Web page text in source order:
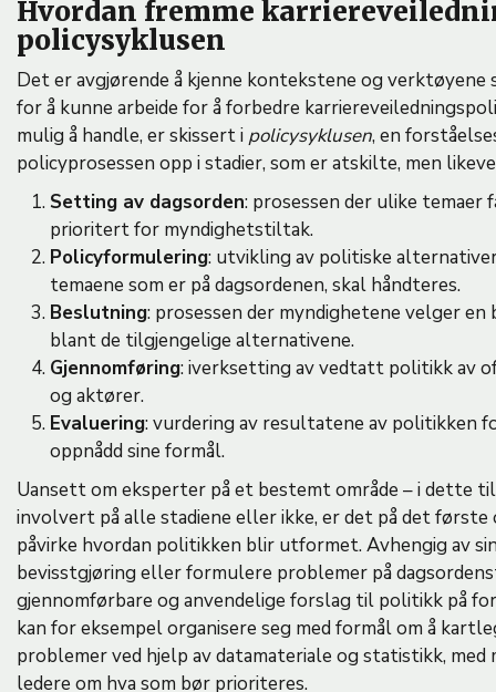
Hvordan fremme
policysyklusen
Det er avgjørende å kjenne kontekstene og
for å kunne arbeide for å forbedre
mulig å handle, er skissert i policysyklusen, en
policyprosessen opp i stadier, som er atskilte, men
Setting av dagsorden: prosessen der ulike
prioritert for myndighetstiltak.
Policyformulering: utvikling av politiske
temaene som er på dagsordenen, skal håndteres.
Beslutning: prosessen der myndighetene velger
blant de tilgjengelige alternativene.
Gjennomføring: iverksetting av vedtatt politikk av
og aktører.
Evaluering: vurdering av resultatene av politikken
oppnådd sine formål.
Uansett om eksperter på et bestemt område – i dette
involvert på alle stadiene eller ikke, er det på det første
påvirke hvordan politikken blir utformet. Avhengig av
bevisstgjøring eller formulere problemer på
gjennomførbare og anvendelige forslag til politikk på
kan for eksempel organisere seg med formål om å
problemer ved hjelp av datamateriale og statistikk, med
ledere om hva som bør prioriteres.